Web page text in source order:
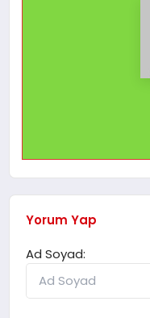
Yorum Yap
Ad Soyad: